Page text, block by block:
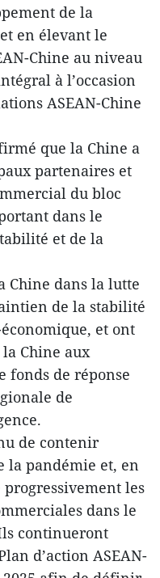
de la
en élevant le
Chine au niveau
à l’occasion
ASEAN-Chine
que la Chine a
partenaires et
du bloc
dans le
et de la
Chine dans la lutte
de la stabilité
et ont
Chine aux
fonds de réponse
de
de contenir
la pandémie et, en
les
dans le
continueront
d’action ASEAN-